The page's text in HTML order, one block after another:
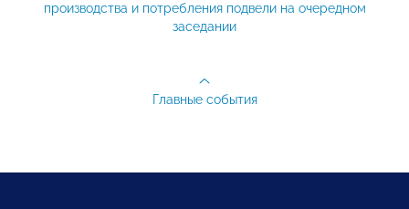
производства и потребления подвели на очередном
заседании
Главные события